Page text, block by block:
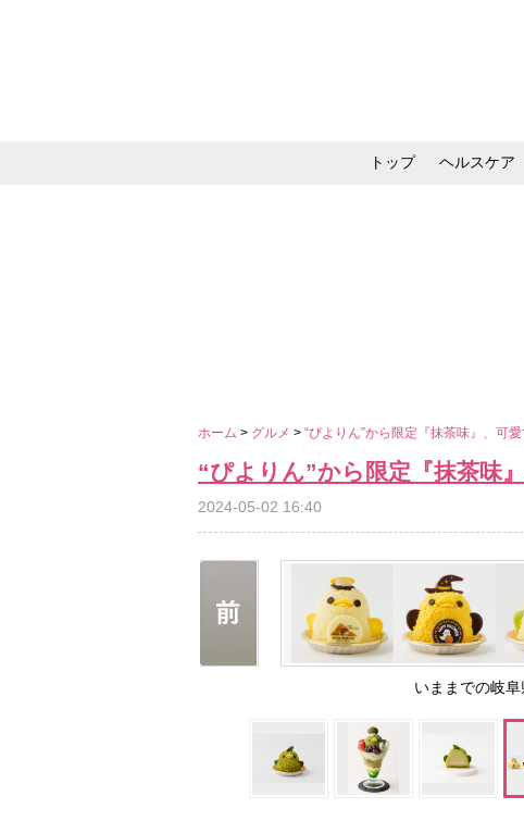
トップ ヘルスケア
ホーム > グルメ > “ぴよりん”から限定『抹茶味』、可
“ぴよりん”から限定『抹茶味
2024-05-02 16:40
いままでの岐